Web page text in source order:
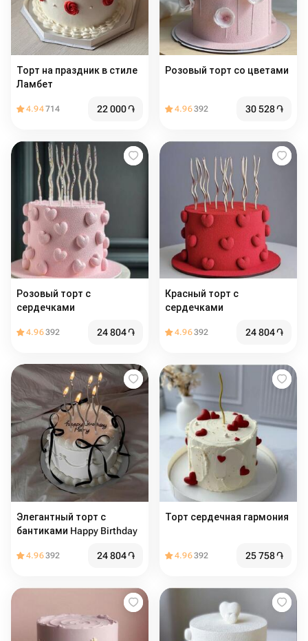
Торт на праздник в стиле
Ламбет
4.94714 22 000֏
Розовый торт со цветами
4.96392 30 528֏
Розовый торт с
сердечками
4.96392 24 804֏
Красный торт с
сердечками
4.96392 24 804֏
Элегантный торт с
бантиками Happy Birthday
4.96392 24 804֏
Торт сердечная гармония
4.96392 25 758֏